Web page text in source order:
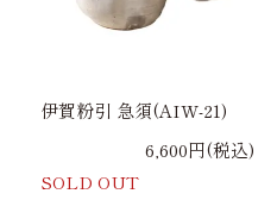
伊賀粉引 急須(AIW-21)
6,600円(税込)
SOLD OUT